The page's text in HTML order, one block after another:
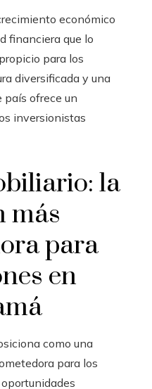
económico
financiera que lo
para los
diversificada y una
país ofrece un
inversionistas
la
más
para
en
como una
para los